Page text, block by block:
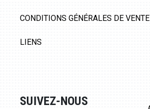
CONDITIONS GÉNÉRALES DE VENTE
LIENS
SUIVEZ-NOUS